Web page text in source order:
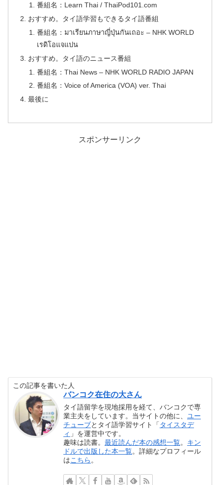
番組名：Learn Thai / ThaiPod101.com
おすすめ。タイ語学習もできるタイ語番組
番組名：มาเรียนภาษาญี่ปุ่นกันเถอะ – NHK WORLD
เรดิโอแจแปน
おすすめ。タイ語のニュース番組
番組名：Thai News – NHK WORLD RADIO JAPAN
番組名：Voice of America (VOA) ver. Thai
最後に
スポンサーリンク
この記事を書いた人
バンコク在住の大さん
タイ語留学を現地採用を経て、バンコクで専
業主夫をしています。当サイトの他に、 ユー
チューブとタイ語学習サイト「 タイスタデ
ィ 」を運営中です。
趣味は読書。最近読んだ本の感想一覧。 キン
ドルで出版した本一覧。詳細なプロフィール
はこちら 。